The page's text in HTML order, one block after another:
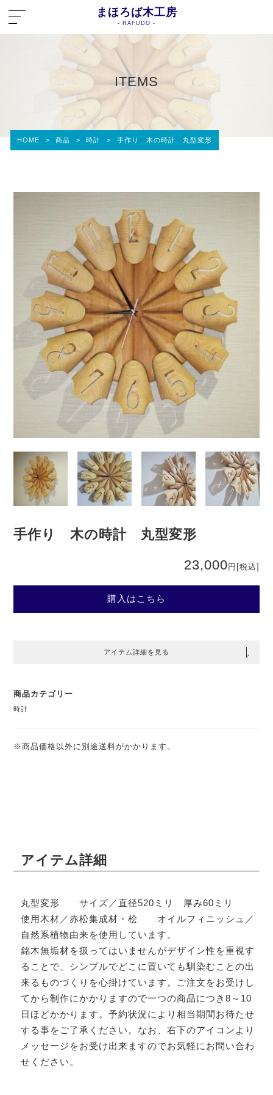
まほろば木工房
- RAFUDO -
ITEMS
HOME > 商品 > 時計 > 手作り 木の時計 丸型変形
手作り 木の時計 丸型変形
23,000 円 [税込]
購入はこちら
アイテム詳細を見る
商品カテゴリー
時計
※商品価格以外に別途送料がかかります。
アイテム詳細
丸型変形 サイズ／直径520ミリ 厚み60ミリ
使用木材／赤松集成材・桧 オイルフィニッシュ／
自然系植物由来を使用しています。
銘木無垢材を扱ってはいませんがデザイン性を重視す
ることで、シンプルでどこに置いても馴染むことの出
来るものづくりを心掛けています。ご注文をお受けし
てから制作にかかりますので一つの商品につき8～10
日ほどかかります。予約状況により相当期間お待たせ
する事をご了承ください。なお、右下のアイコンより
メッセージをお受け出来ますのでお気軽にお問い合わ
せください。